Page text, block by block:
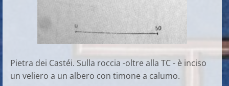
Pietra dei Castéi. Sulla roccia -oltre alla TC - è inciso
un veliero a un albero con timone a calumo.